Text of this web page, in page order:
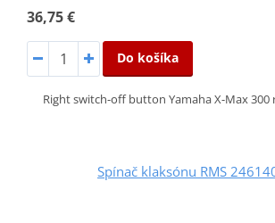
36,75 €
Do košíka
Right switch-off button Yamaha X-Max 300
Spínač klaksónu RMS